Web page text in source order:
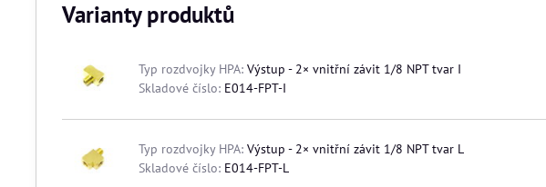
Varianty produktů
Typ rozdvojky HPA:Výstup - 2× vnitřní závit 1/8 NPT tvar I
Skladové číslo: E014-FPT-I
Typ rozdvojky HPA:Výstup - 2× vnitřní závit 1/8 NPT tvar L
Skladové číslo: E014-FPT-L